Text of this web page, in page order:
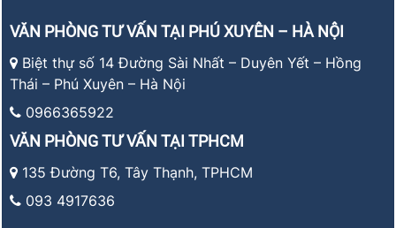
VĂN PHÒNG TƯ VẤN TẠI PHÚ XUYÊN – HÀ NỘI
Biệt thự số 14 Đường Sài Nhất – Duyên Yết – Hồng
Thái – Phú Xuyên – Hà Nội
0966365922
VĂN PHÒNG TƯ VẤN TẠI TPHCM
135 Đường T6, Tây Thạnh, TPHCM
093 4917636